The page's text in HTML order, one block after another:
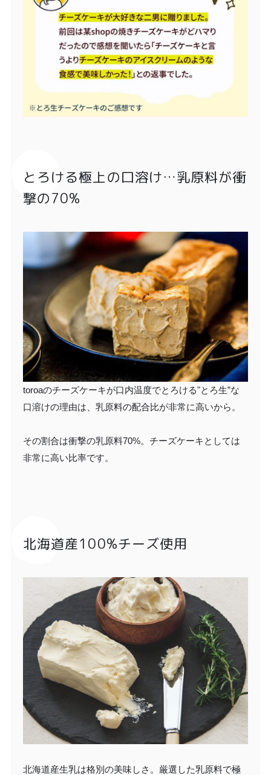
とろける極上の口溶け…乳原料が衝
撃の70%
toroaのチーズケーキが口内温度でとろける"とろ生”な
口溶けの理由は、乳原料の配合比が非常に高いから。
その割合は衝撃の乳原料70%。チーズケーキとしては
非常に高い比率です。
北海道産100%チーズ使用
北海道産生乳は格別の美味しさ。厳選した乳原料で極